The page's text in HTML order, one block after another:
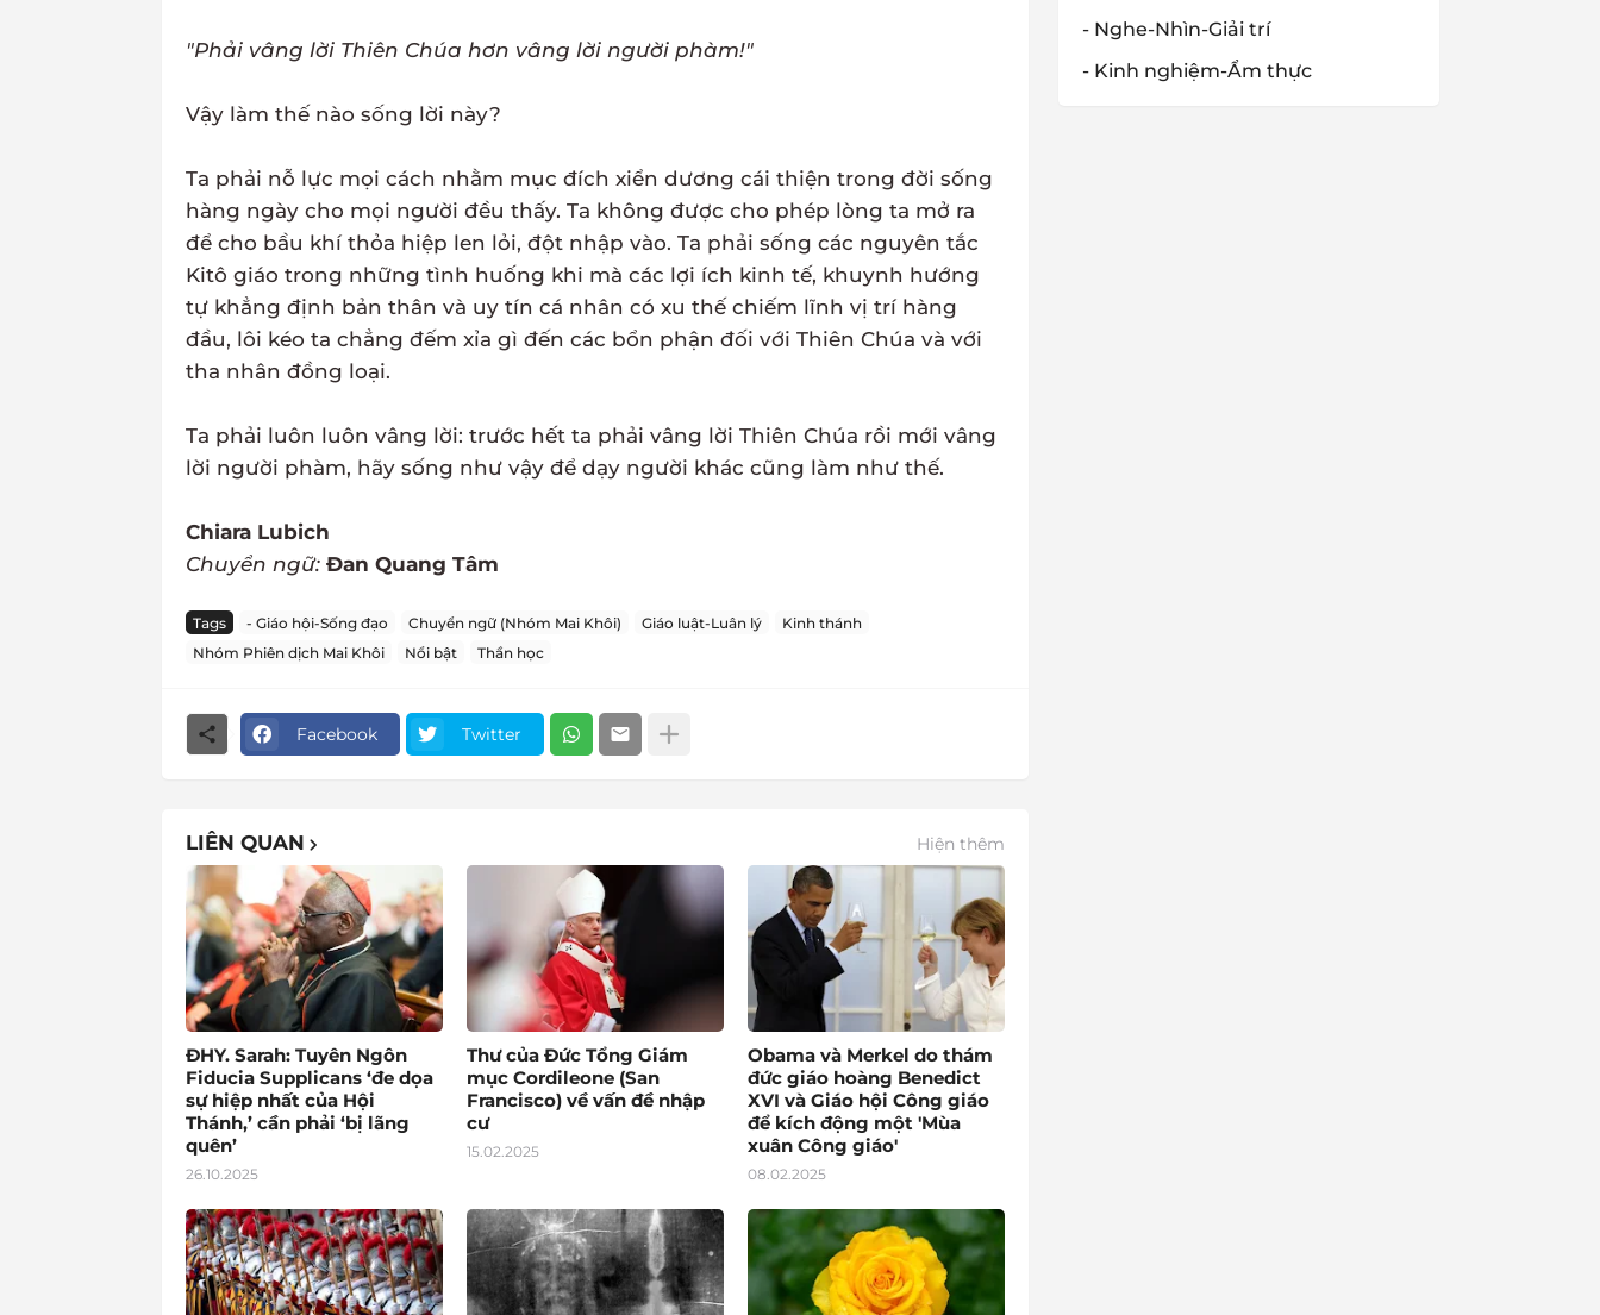
"Phải vâng lời Thiên Chúa hơn vâng lời người phàm!"
Vậy làm thế nào sống lời này?
Ta phải nỗ lực mọi cách nhằm mục đích xiển dương cái thiện trong đời sống
hàng ngày cho mọi người đều thấy. Ta không được cho phép lòng ta mở ra
để cho bầu khí thỏa hiệp len lỏi, đột nhập vào. Ta phải sống các nguyên tắc
Kitô giáo trong những tình huống khi mà các lợi ích kinh tế, khuynh hướng
tự khẳng định bản thân và uy tín cá nhân có xu thế chiếm lĩnh vị trí hàng
đầu, lôi kéo ta chẳng đếm xỉa gì đến các bổn phận đối với Thiên Chúa và với
tha nhân đồng loại.
Ta phải luôn luôn vâng lời: trước hết ta phải vâng lời Thiên Chúa rồi mới vâng
lời người phàm, hãy sống như vậy để dạy người khác cũng làm như thế.
Chiara Lubich
Chuyển ngữ: Đan Quang Tâm
Tags - Giáo hội-Sống đạo Chuyển ngữ (Nhóm Mai Khôi) Giáo luật-Luân lý
Kinh thánh
Nhóm Phiên dịch Mai Khôi
Nổi bật Thần học
Facebook Twitter
LIÊN QUAN Hiện thêm
ĐHY. Sarah: Tuyên Ngôn
Fiducia Supplicans ‘đe dọa
sự hiệp nhất của Hội
Thánh,’ cần phải ‘bị lãng
quên’
26.10.2025
Thư của Đức Tổng Giám
mục Cordileone (San
Francisco) về vấn đề nhập
cư
15.02.2025
Obama và Merkel do thám
đức giáo hoàng Benedict
XVI và Giáo hội Công giáo
để kích động một 'Mùa
xuân Công giáo'
08.02.2025
- Nghe-Nhìn-Giải trí
- Kinh nghiệm-Ẩm thực